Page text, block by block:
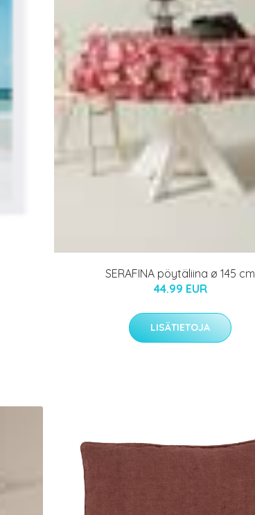
SERAFINA pöytäliina ø 145 cm
44.99 EUR
LISÄTIETOJA